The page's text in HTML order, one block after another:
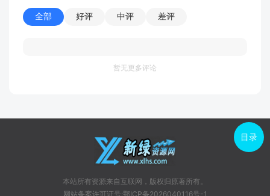
全部 好评 中评 差评
暂无更多评论
本站所有资源来自互联网，版权归原著所有。
网站备案许可证号:鄂ICP备2026040116号-1
目录